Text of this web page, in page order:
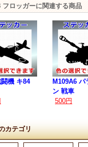
フロッガーに関連する商品
闘機 キ84
M109A6 パ
ン 戦車
500円
カテゴリ